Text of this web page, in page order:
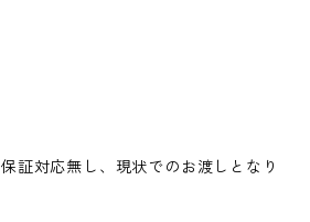
証対応無し、現状でのお渡しとなり